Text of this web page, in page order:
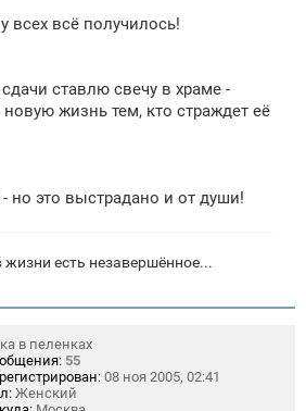
всех всё получилось!
ставлю свечу в храме -
жизнь тем, кто страждет её
но это выстрадано и от души!
жизни есть незавершённое...
в пеленках
55
08 ноя 2005, 02:41
Женский